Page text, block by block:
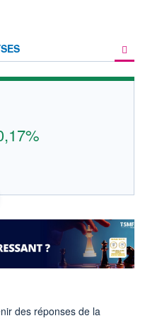
RÉEL
8 680
8 740
8 760
des réponses de la